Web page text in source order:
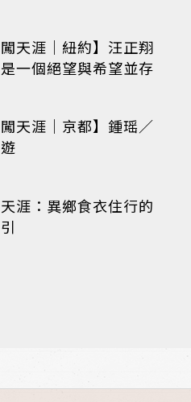
闖天涯｜紐約】汪正翔
一個絕望與希望並存
闖天涯｜京都】鍾瑶／
涯：異鄉食衣住行的